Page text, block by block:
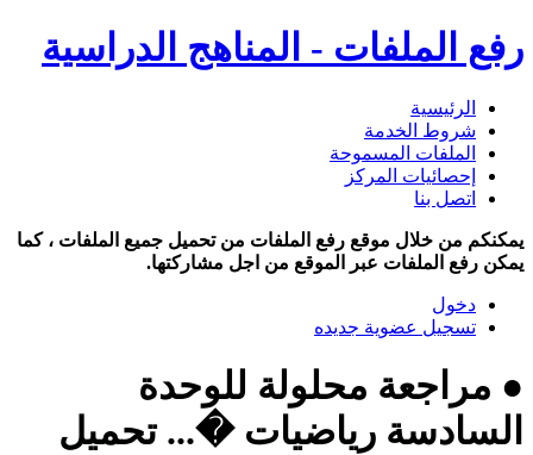
رفع الملفات - المناهج الدراسية
الرئيسية
شروط الخدمة
الملفات المسموحة
إحصائيات المركز
اتصل بنا
يمكنكم من خلال موقع رفع الملفات من تحميل جميع الملفات ، كما
يمكن رفع الملفات عبر الموقع من اجل مشاركتها.
دخول
تسجيل عضوية جديده
● مراجعة محلولة للوحدة
السادسة رياضيات �... تحميل